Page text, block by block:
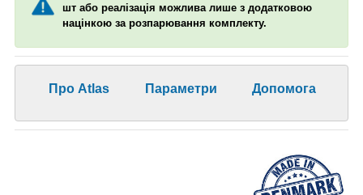
шт або реалізація можлива лише з додатковою
націнкою за розпарювання комплекту.
Про Atlas Параметри Допомога